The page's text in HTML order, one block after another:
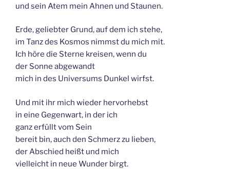
und sein Atem mein Ahnen und Staunen.
Erde, geliebter Grund, auf dem ich stehe,
im Tanz des Kosmos nimmst du mich mit.
Ich höre die Sterne kreisen, wenn du
der Sonne abgewandt
mich in des Universums Dunkel wirfst.
Und mit ihr mich wieder hervorhebst
in eine Gegenwart, in der ich
ganz erfüllt vom Sein
bereit bin, auch den Schmerz zu lieben,
der Abschied heißt und mich
vielleicht in neue Wunder birgt.